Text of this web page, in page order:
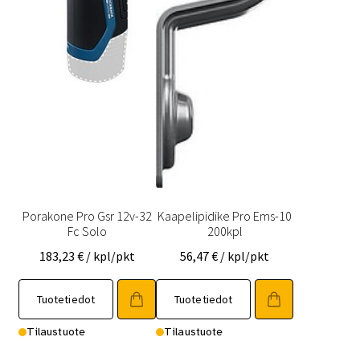
Porakone Pro Gsr 12v-32
Fc Solo
183,23 € / kpl/pkt
Tuotetiedot
Tilaustuote
Kaapelipidike Pro Ems-10
200kpl
56,47€ / kpl/pkt
Tuotetiedot
Tilaustuote